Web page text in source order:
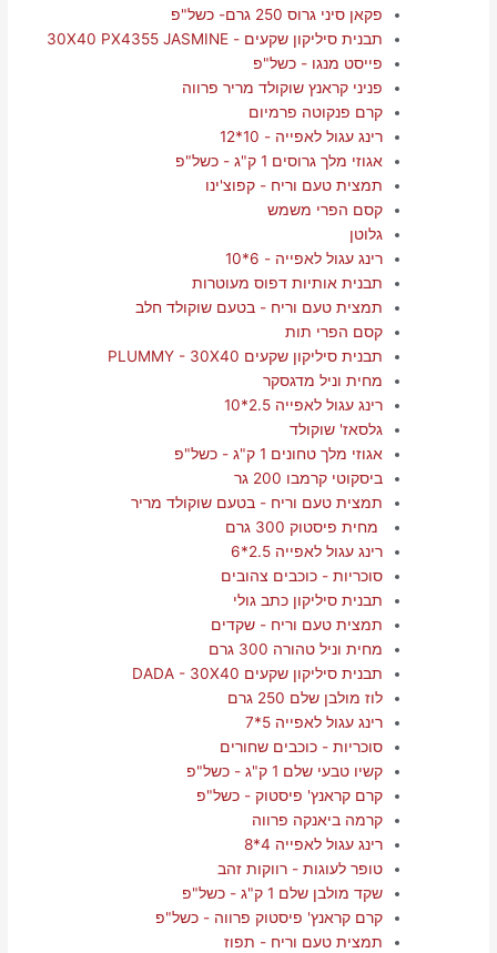
פקאן סיני גרוס 250 גרם- כשל"פ
תבנית סיליקון שקעים - 30X40 PX4355 JASMINE
פייסט מנגו - כשל"פ
פניני קראנץ שוקולד מריר פרווה
קרם פנקוטה פרמיום
רינג עגול לאפייה - 10*12
אגוזי מלך גרוסים 1 ק"ג - כשל"פ
תמצית טעם וריח - קפוצ'ינו
קסם הפרי משמש
גלוטן
רינג עגול לאפייה - 6*10
תבנית אותיות דפוס מעוטרות
תמצית טעם וריח - בטעם שוקולד חלב
קסם הפרי תות
תבנית סיליקון שקעים PLUMMY - 30X40
מחית וניל מדגסקר
רינג עגול לאפייה 2.5*10
גלסאז' שוקולד
אגוזי מלך טחונים 1 ק"ג - כשל"פ
ביסקוטי קרמבו 200 גר
תמצית טעם וריח - בטעם שוקולד מריר
מחית פיסטוק 300 גרם
רינג עגול לאפייה 2.5*6
סוכריות - כוכבים צהובים
תבנית סיליקון כתב גולי
תמצית טעם וריח - שקדים
מחית וניל טהורה 300 גרם
תבנית סיליקון שקעים DADA - 30X40
לוז מולבן שלם 250 גרם
רינג עגול לאפייה 5*7
סוכריות - כוכבים שחורים
קשיו טבעי שלם 1 ק"ג - כשל"פ
קרם קראנץ' פיסטוק - כשל"פ
קרמה ביאנקה פרווה
רינג עגול לאפייה 4*8
טופר לעוגות - רווקות זהב
שקד מולבן שלם 1 ק"ג - כשל"פ
קרם קראנץ' פיסטוק פרווה - כשל"פ
תמצית טעם וריח - תפוז